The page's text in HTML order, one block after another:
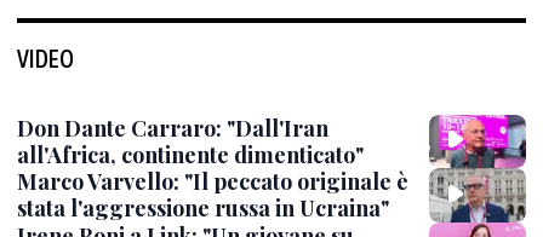
VIDEO
Don Dante Carraro: "Dall'Iran
all'Africa, continente dimenticato"
Marco Varvello: "Il peccato originale è
stata l'aggressione russa in Ucraina"